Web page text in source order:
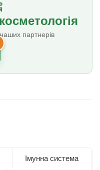
партнерів
Імунна система